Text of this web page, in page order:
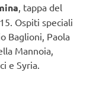
, tappa del
Ospiti speciali
Baglioni, Paola
Mannoia,
e Syria.